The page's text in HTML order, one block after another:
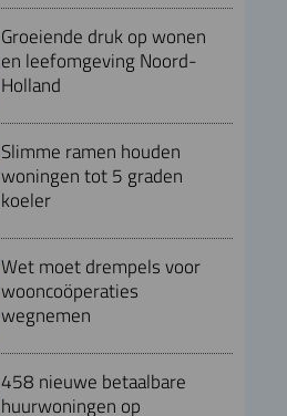
Groeiende druk op wonen
en leefomgeving Noord-
Holland
Slimme ramen houden
woningen tot 5 graden
koeler
Wet moet drempels voor
wooncoöperaties
wegnemen
458 nieuwe betaalbare
huurwoningen op